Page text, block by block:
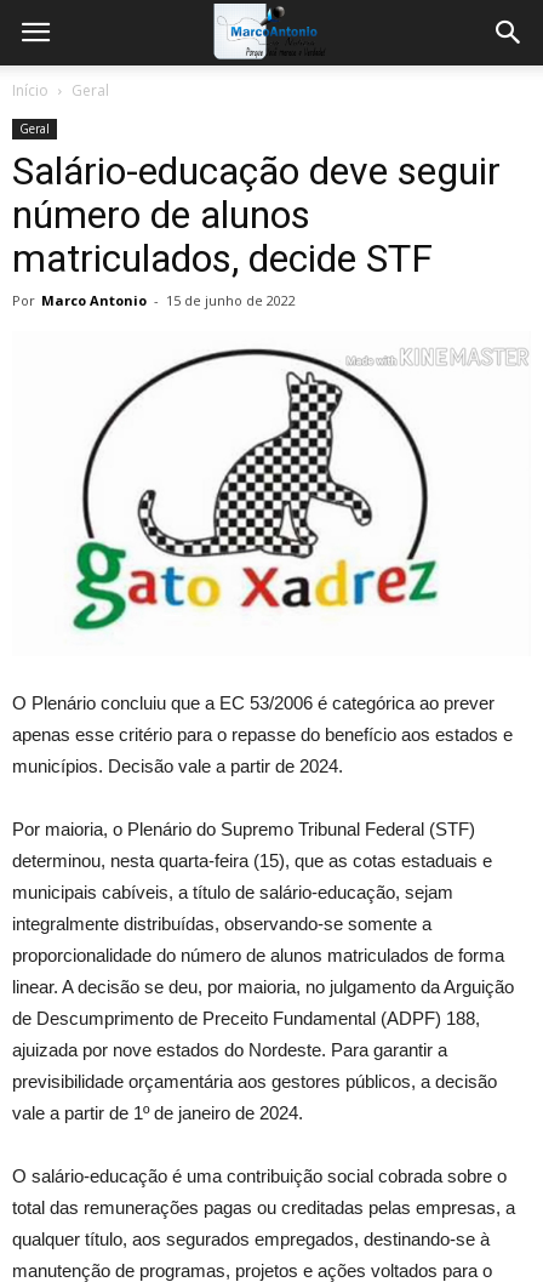
Início Geral
Geral
Salário-educação deve seguir
número de alunos
matriculados, decide STF
Por Marco Antonio - 15 de junho de 2022
O Plenário concluiu que a EC 53/2006 é categórica ao prever
apenas esse critério para o repasse do benefício aos estados e
municípios. Decisão vale a partir de 2024.
Por maioria, o Plenário do Supremo Tribunal Federal (STF)
determinou, nesta quarta-feira (15), que as cotas estaduais e
municipais cabíveis, a título de salário-educação, sejam
integralmente distribuídas, observando-se somente a
proporcionalidade do número de alunos matriculados de forma
linear. A decisão se deu, por maioria, no julgamento da Arguição
de Descumprimento de Preceito Fundamental (ADPF) 188,
ajuizada por nove estados do Nordeste. Para garantir a
previsibilidade orçamentária aos gestores públicos, a decisão
vale a partir de 1º de janeiro de 2024.
O salário-educação é uma contribuição social cobrada sobre o
total das remunerações pagas ou creditadas pelas empresas, a
qualquer título, aos segurados empregados, destinando-se à
manutenção de programas, projetos e ações voltados para o